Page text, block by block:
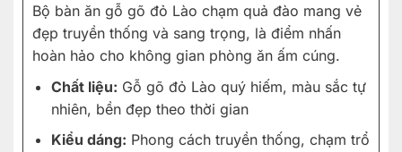
Bộ bàn ăn gỗ gõ đỏ Lào chạm quả đào mang vẻ
đẹp truyền thống và sang trọng, là điểm nhấn
hoàn hảo cho không gian phòng ăn ấm cúng.
Chất liệu: Gỗ gõ đỏ Lào quý hiếm, màu sắc tự
nhiên, bền đẹp theo thời gian
Kiểu dáng: Phong cách truyền thống, chạm trổ